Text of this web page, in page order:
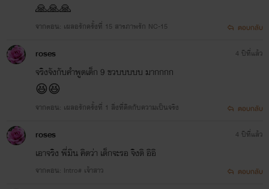
🙏🙏🙏
จากตอน: เผลอรักครั้งที่ 15 สารภาพรัก NC-15 ตอบกลับ
roses​
จริงจังกับคำพูดเด็ก 9 ขวบบบบบ มากกกก
😆😆
จากตอน: เผลอรักครั้งที่ 1 สิ่งที่คิดกับความเป็นจริง
4 ปีที่แล้ว
ตอบกลับ
roses​
เอาจริง พี่มิน คิดว่า เด็กจะรอ จิงดิ อิอิ
จากตอน: Intro# เจ้าสาว
4 ปีที่แล้ว
ตอบกลับ